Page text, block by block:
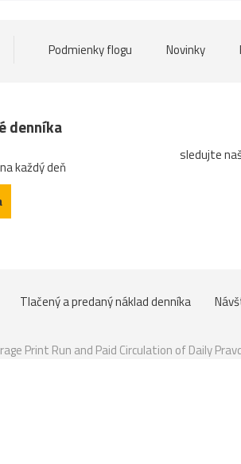
Podmienky flogu Novinky
denníka
každý deň
sledujte
Tlačený a predaný náklad denníka
Print Run and Paid Circulation of Daily